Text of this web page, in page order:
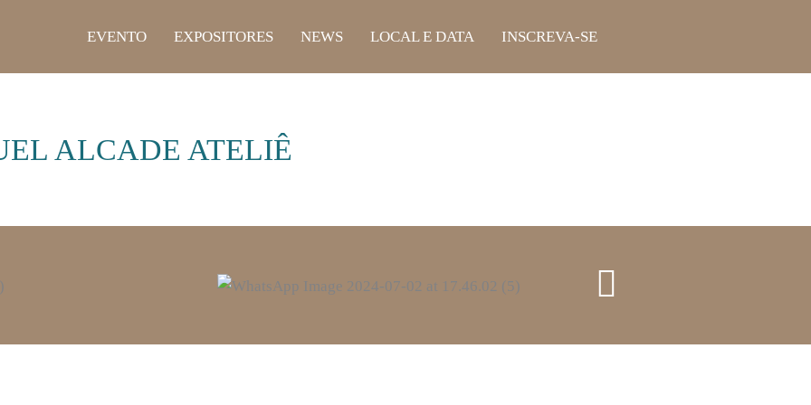
EVENTO EXPOSITORES NEWS LOCAL E DATA INSCREVA-SE
ALCADE ATELIÊ